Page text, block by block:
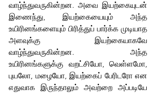
வாழ்ந்துவருகின்றன. அவை இயற்கையுடன்
இணைந்து, இயற்கையையும் அந்த
உயிரினங்களையும் பிரித்துப் பார்க்க முடியாத
அளவுக்கு இயற்கையாகவே
வாழ்ந்துவருகின்றன. அந்த
உயிரினங்களுக்கு வறட்சியோ, வெள்ளமோ,
புயலோ, மழையோ, இயற்கைப் பேரிடரோ என
எதுவாக இருந்தாலும் அவற்றை அப்படியே